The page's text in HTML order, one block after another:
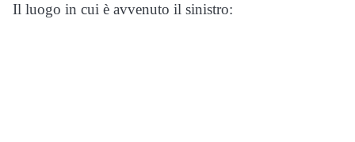
Il luogo in cui è avvenuto il sinistro: